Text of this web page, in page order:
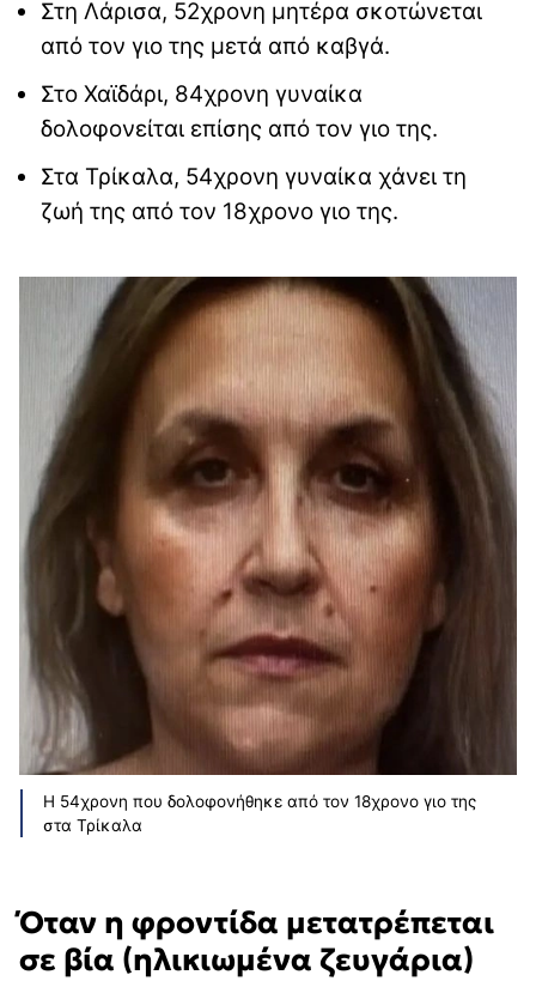
Στη Λάρισα, 52χρονη μητέρα σκοτώνεται
από τον γιο της μετά από καβγά.
Στο Χαϊδάρι, 84χρονη γυναίκα
δολοφονείται επίσης από τον γιο της.
Στα Τρίκαλα, 54χρονη γυναίκα χάνει τη
ζωή της από τον 18χρονο γιο της.
Η 54χρονη που δολοφονήθηκε από τον 18χρονο γιο της
στα Τρίκαλα
Όταν η φροντίδα μετατρέπεται
σε βία (ηλικιωμένα ζευγάρια)